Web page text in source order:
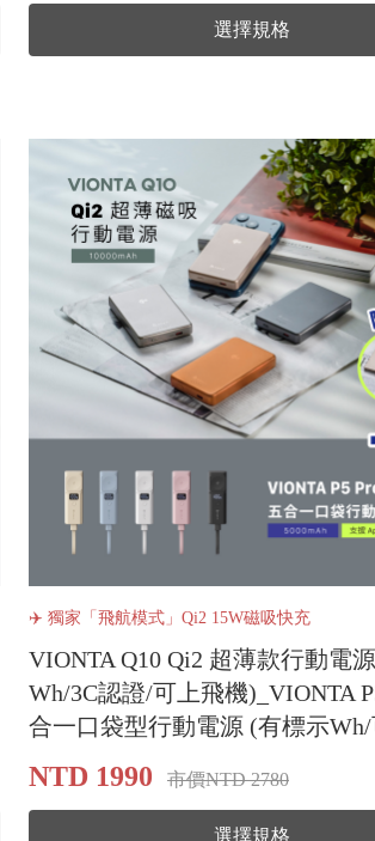
選擇規格
✈️ 獨家「飛航模式」Qi2 15W磁吸快充
VIONTA Q10 Qi2 超薄款行動電
Wh/3C認證/可上飛機)_VIONTA
合一口袋型行動電源 (有標示
NTD 1990 市價NTD 2780
選擇規格